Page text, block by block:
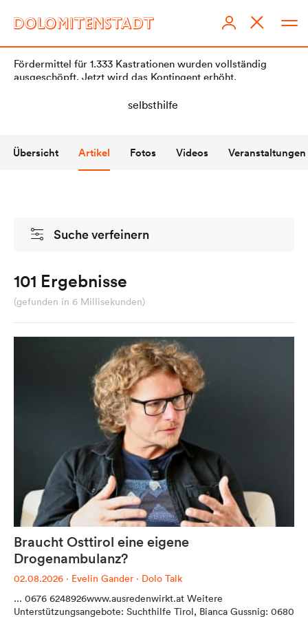
Übersicht Artikel Fotos Videos Veranstaltungen
Suche verfeinern
101 Ergebnisse
(gefunden in 6 Millisekunden)
Braucht Osttirol eine eigene
Drogenambulanz?
02.08.2026 · Evelin Gander · Dolo Talk
... 0676 6248926www.ausredenwirkt.at Weitere
Unterstützungsangebote: Suchthilfe Tirol, Bianca Gussnig: 0680
Fördermittel für 1.333 Kastrationen wurden vollständig
ausgeschöpft. Jetzt wird das Kontingent erhöht.
DOLOMITENSTADT
Redaktionsstatut
KI-Richtlinien
Anzeigenpreise
Reichweite / Statistik
Anfragen / Kontakt
Mein Dolomitenstadt.at
Anmelden
Registrieren
FAQ & Service